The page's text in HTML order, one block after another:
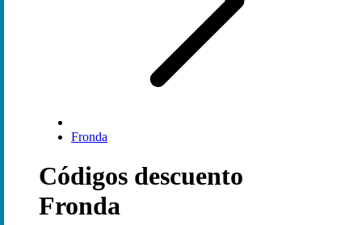
Fronda
Códigos descuento
Fronda